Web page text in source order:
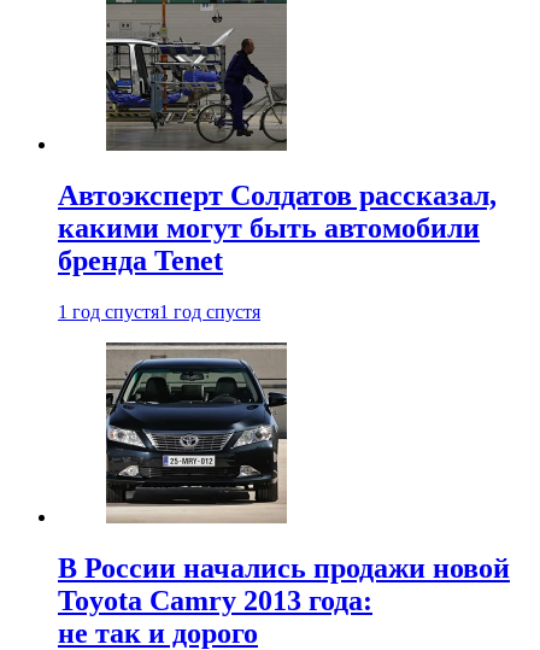
Автоэксперт Солдатов рассказал,
какими могут быть автомобили
бренда Tenet
1 год спустя1 год спустя
В России начались продажи новой
Toyota Camry 2013 года:
не так и дорого